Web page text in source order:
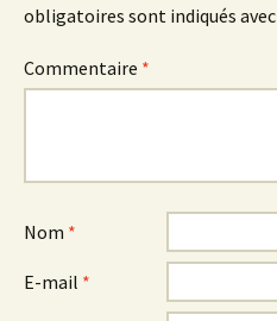
obligatoires sont indiqués avec
Commentaire *
Nom *
E-mail *